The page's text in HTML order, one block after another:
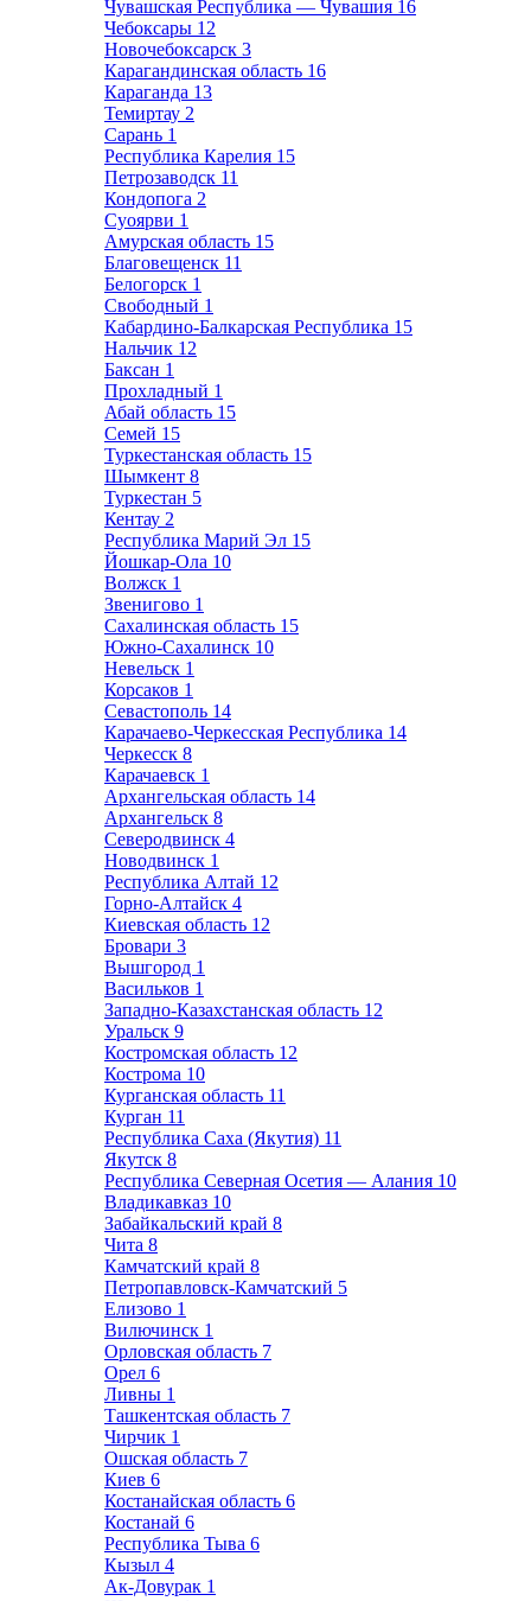
Чувашская Республика — Чувашия 16
Чебоксары 12
Новочебоксарск 3
Карагандинская область 16
Караганда 13
Темиртау 2
Сарань 1
Республика Карелия 15
Петрозаводск 11
Кондопога 2
Суоярви 1
Амурская область 15
Благовещенск 11
Белогорск 1
Свободный 1
Кабардино-Балкарская Республика 15
Нальчик 12
Баксан 1
Прохладный 1
Абай область 15
Семей 15
Туркестанская область 15
Шымкент 8
Туркестан 5
Кентау 2
Республика Марий Эл 15
Йошкар-Ола 10
Волжск 1
Звенигово 1
Сахалинская область 15
Южно-Сахалинск 10
Невельск 1
Корсаков 1
Севастополь 14
Карачаево-Черкесская Республика 14
Черкесск 8
Карачаевск 1
Архангельская область 14
Архангельск 8
Северодвинск 4
Новодвинск 1
Республика Алтай 12
Горно-Алтайск 4
Киевская область 12
Бровари 3
Вышгород 1
Васильков 1
Западно-Казахстанская область 12
Уральск 9
Костромская область 12
Кострома 10
Курганская область 11
Курган 11
Республика Саха (Якутия) 11
Якутск 8
Республика Северная Осетия — Алания 10
Владикавказ 10
Забайкальский край 8
Чита 8
Камчатский край 8
Петропавловск-Камчатский 5
Елизово 1
Вилючинск 1
Орловская область 7
Орел 6
Ливны 1
Ташкентская область 7
Чирчик 1
Ошская область 7
Киев 6
Костанайская область 6
Костанай 6
Республика Тыва 6
Кызыл 4
Ак-Довурак 1